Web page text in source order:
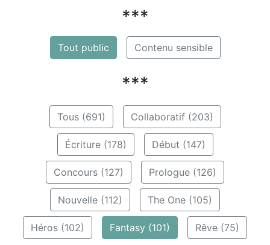
***
Tout public Contenu sensible
***
Tous (691) Collaboratif (203)
Écriture (178) Début (147)
Concours (127) Prologue (126)
Nouvelle (112) The One (105)
Héros (102) Fantasy (101) Rêve (75)